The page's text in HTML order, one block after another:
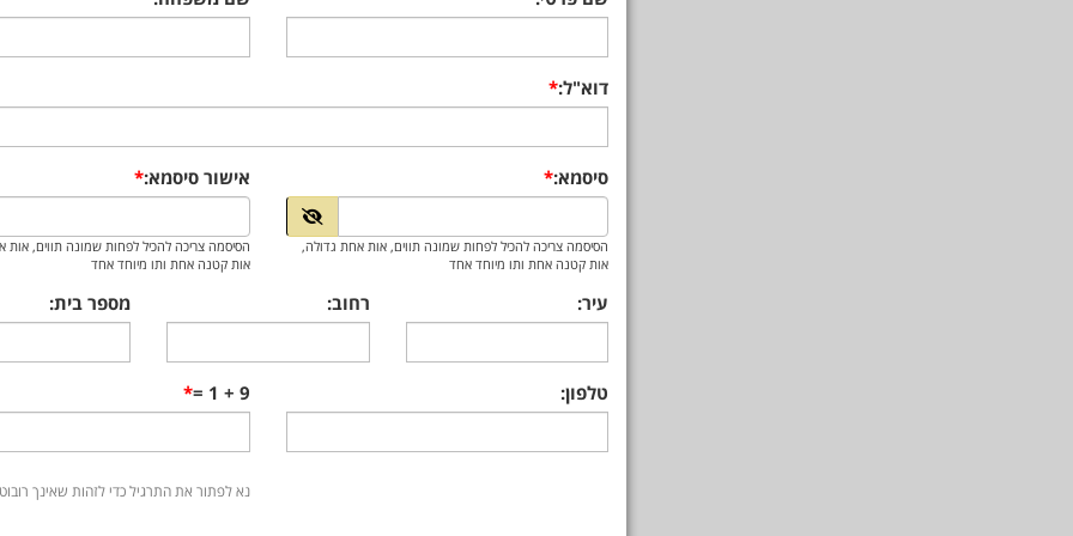
דוא"ל:
סיסמא:
הסיסמה צריכה להכיל לפחות שמונה תווים, אות אחת גדולה,
אות קטנה אחת ותו מיוחד אחד
אישור סיסמא:
הסיסמה צריכה להכיל לפחות שמונה תווים, אות
אות קטנה אחת ותו מיוחד אחד
עיר: רחוב: מספר בית:
טלפון: 9 + 1 =
נא לפתור את התרגיל כדי לזהות שאינך רובוט